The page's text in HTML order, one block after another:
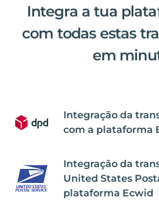
Integra a tua
com todas estas
em
Integração da
com a plataforma
Integração da
United States
plataforma Ecwid